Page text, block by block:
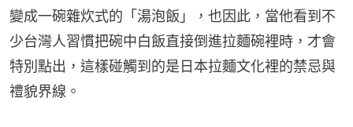
變成一碗雜炊式的「湯泡飯」，也因此，當他看到不
少台灣人習慣把碗中白飯直接倒進拉麵碗裡時，才會
特別點出，這樣碰觸到的是日本拉麵文化裡的禁忌與
禮貌界線。